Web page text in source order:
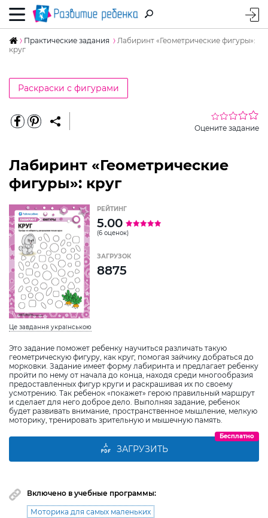
Практические задания
Лабиринт «Геометрические фигуры»:
круг
Раскраски с фигурами
Оцените задание
Лабиринт «Геометрические
фигуры»: круг
Це завдання українською
Это задание поможет ребенку научиться различать такую
геометрическую фигуру, как круг, помогая зайчику добраться до
морковки. Задание имеет форму лабиринта и предлагает ребенку
пройти по нему от начала до конца, находя среди многообразия
предоставленных фигур круги и раскрашивая их по своему
усмотрению. Так ребенок «покажет» герою правильный маршрут
и сделает для него доброе дело. Выполняя задание, ребенок
будет развивать внимание, пространственное мышление, мелкую
моторику, тренировать зрительную и мышечную память.
РЕЙТИНГ
5.00
(6 оценок)
ЗАГРУЗОК
8875
ЗАГРУЗИТЬ
Бесплатно
Включено в учебные программы:
Моторика для самых маленьких